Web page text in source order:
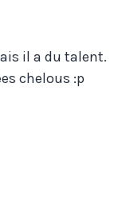
il a du talent.
chelous :p